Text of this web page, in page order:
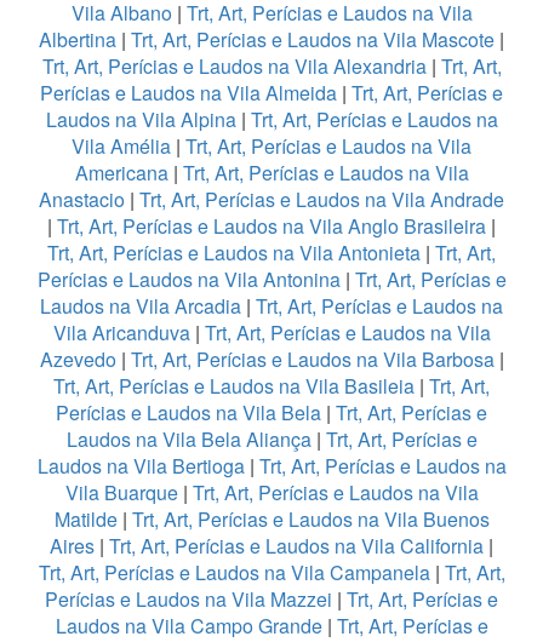
Vila Albano| Trt, Art, Perícias e Laudos na Vila
Albertina | Trt, Art, Perícias e Laudos na Vila Mascote |
Trt, Art, Perícias e Laudos na Vila Alexandria| Trt, Art,
Perícias e Laudos na Vila Almeida | Trt, Art, Perícias e
Laudos na Vila Alpina | Trt, Art, Perícias e Laudos na
Vila Amélia | Trt, Art, Perícias e Laudos na Vila
Americana| Trt, Art, Perícias e Laudos na Vila
Anastacio | Trt, Art, Perícias e Laudos na Vila Andrade
| Trt, Art, Perícias e Laudos na Vila Anglo Brasileira |
Trt, Art, Perícias e Laudos na Vila Antonieta | Trt, Art,
Perícias e Laudos na Vila Antonina| Trt, Art, Perícias e
Laudos na Vila Arcadia | Trt, Art, Perícias e Laudos na
Vila Aricanduva| Trt, Art, Perícias e Laudos na Vila
Azevedo| Trt, Art, Perícias e Laudos na Vila Barbosa|
Trt, Art, Perícias e Laudos na Vila Basileia | Trt, Art,
Perícias e Laudos na Vila Bela | Trt, Art, Perícias e
Laudos na Vila Bela Aliança| Trt, Art, Perícias e
Laudos na Vila Bertioga| Trt, Art, Perícias e Laudos na
Vila Buarque| Trt, Art, Perícias e Laudos na Vila
Matilde| Trt, Art, Perícias e Laudos na Vila Buenos
Aires | Trt, Art, Perícias e Laudos na Vila California |
Trt, Art, Perícias e Laudos na Vila Campanela| Trt, Art,
Perícias e Laudos na Vila Mazzei | Trt, Art, Perícias e
Laudos na Vila Campo Grande| Trt, Art, Perícias e